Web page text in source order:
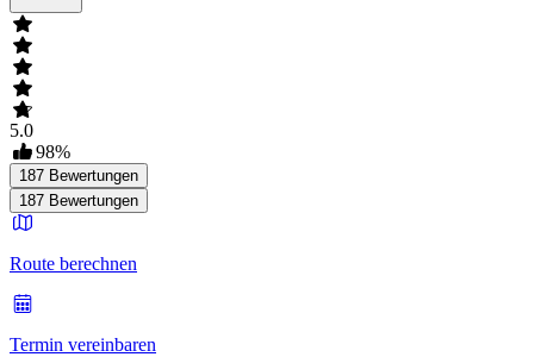
5.0
98%
187 Bewertungen
187 Bewertungen
Route berechnen
Termin vereinbaren